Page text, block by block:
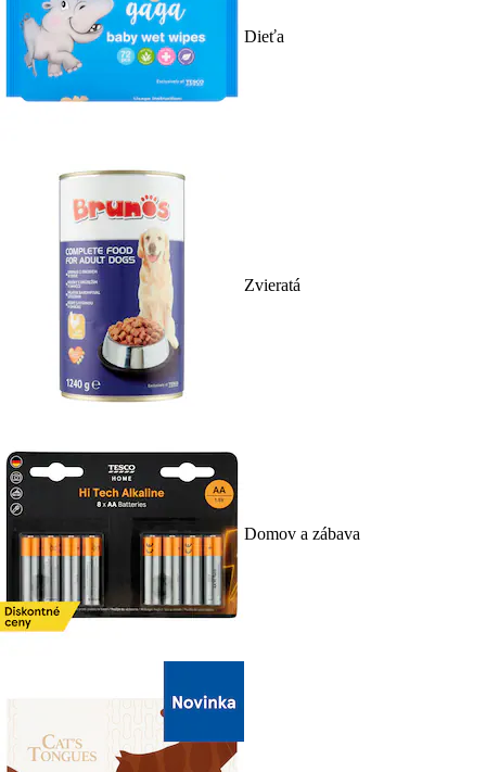
Dieťa
Zvieratá
Domov a zábava